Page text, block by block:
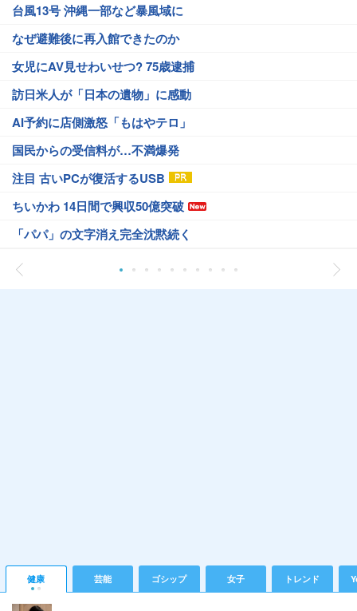
台風13号 沖縄一部など暴風域に
なぜ避難後に再入館できたのか
女児にAV見せわいせつ? 75歳逮捕
訪日米人が「日本の遺物」に感動
AI予約に店側激怒「もはやテロ」
国民からの受信料が…不満爆発
注目 古いPCが復活するUSB
ちいかわ 14日間で興収50億突破
「パパ」の文字消え完全沈黙続く
健康 芸能 ゴシップ 女子 トレンド